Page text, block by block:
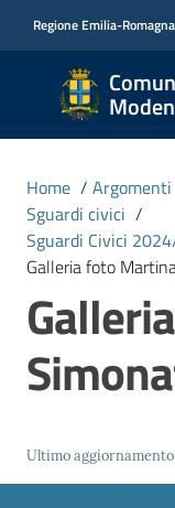
Regione Emilia-Romagna
Comune
di
Modena
CIVICA
MONET
Amministrazione
Novità
Home / Argomenti
Sguardi civici /
Sguardi Civici
Galleria foto
Ultimo aggiornamento